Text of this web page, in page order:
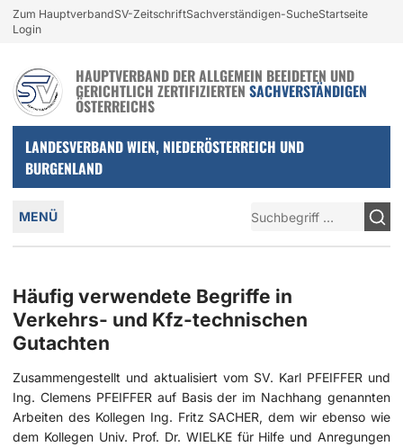
Zur Navigation springen
Zum Inhalt springen
Login und nützliche Links
Zum HauptverbandSV-ZeitschriftSachverständigen-SucheStartseite
Login
HAUPTVERBAND DER ALLGEMEIN BEEIDETEN UND
GERICHTLICH ZERTIFIZIERTEN SACHVERSTÄNDIGEN
ÖSTERREICHS
LANDESVERBAND WIEN, NIEDERÖSTERREICH UND
BURGENLAND
Hauptmenü
MENÜ
Häufig verwendete Begriffe in
Verkehrs- und Kfz-technischen
Gutachten
Zusammengestellt und aktualisiert vom SV. Karl PFEIFFER und
Ing. Clemens PFEIFFER auf Basis der im Nachhang genannten
Arbeiten des Kollegen Ing. Fritz SACHER, dem wir ebenso wie
dem Kollegen Univ. Prof. Dr. WIELKE für Hilfe und Anregungen